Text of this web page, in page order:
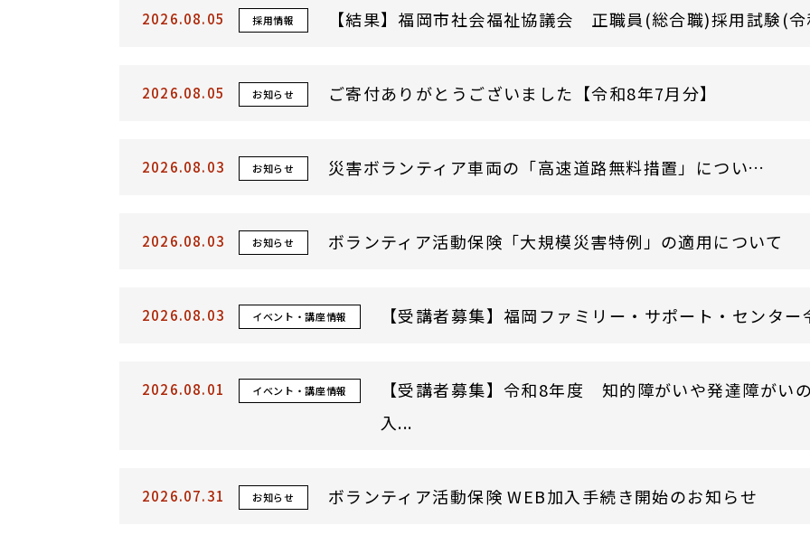
2026.08.05 採用情報 【結果】福岡市社会福祉協議会 正職員(総合職)採用試験(
2026.08.05 お知らせ ご寄付ありがとうございました【令和8年7月分】
2026.08.03 お知らせ 災害ボランティア車両の「高速道路無料措置」について
2026.08.03 お知らせ ボランティア活動保険「大規模災害特例」の適用について
2026.08.03 イベント・講座情報 【受講者募集】福岡ファミリー・サポート・センタ
2026.08.01 イベント・講座情報
【受講者募集】令和8年度 知的障がいや発達障がい
入...
2026.07.31 お知らせ ボランティア活動保険 WEB加入手続き開始のお知らせ